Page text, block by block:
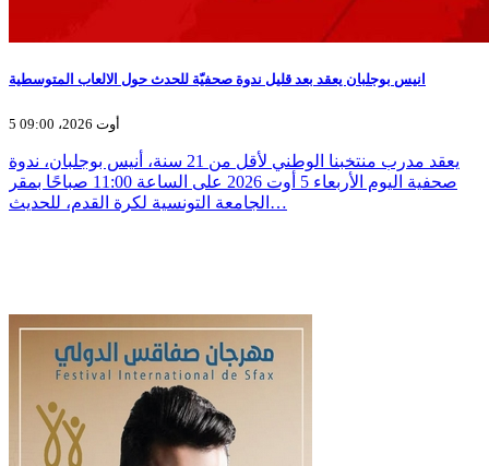
انيس بوجلبان يعقد بعد قليل ندوة صحفيّة للحدث حول الالعاب المتوسطية
5 أوت 2026، 09:00
يعقد مدرب منتخبنا الوطني لأقل من 21 سنة، أنيس بوجلبان، ندوة
صحفية اليوم الأربعاء 5 أوت 2026 على الساعة 11:00 صباحًا بمقر
الجامعة التونسية لكرة القدم، للحديث…